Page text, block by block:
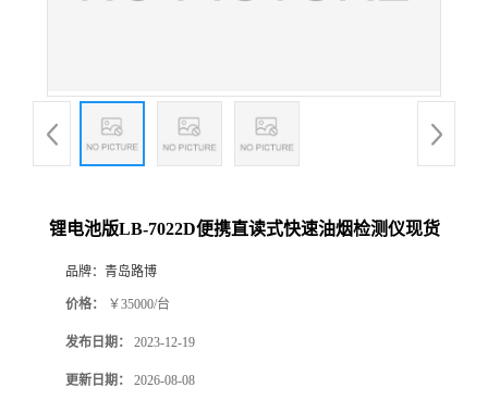
品
厅
锂电池版LB-7022D便携直读式快速油烟检测仪现货
品牌： 青岛路博
价格： ￥35000/台
发布日期： 2023-12-19
更新日期： 2026-08-08